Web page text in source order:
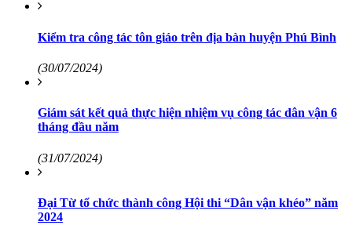
Kiểm tra công tác tôn giáo trên địa bàn huyện Phú Bình
(30/07/2024)
Giám sát kết quả thực hiện nhiệm vụ công tác dân vận 6
tháng đầu năm
(31/07/2024)
Đại Từ tổ chức thành công Hội thi “Dân vận khéo” năm
2024